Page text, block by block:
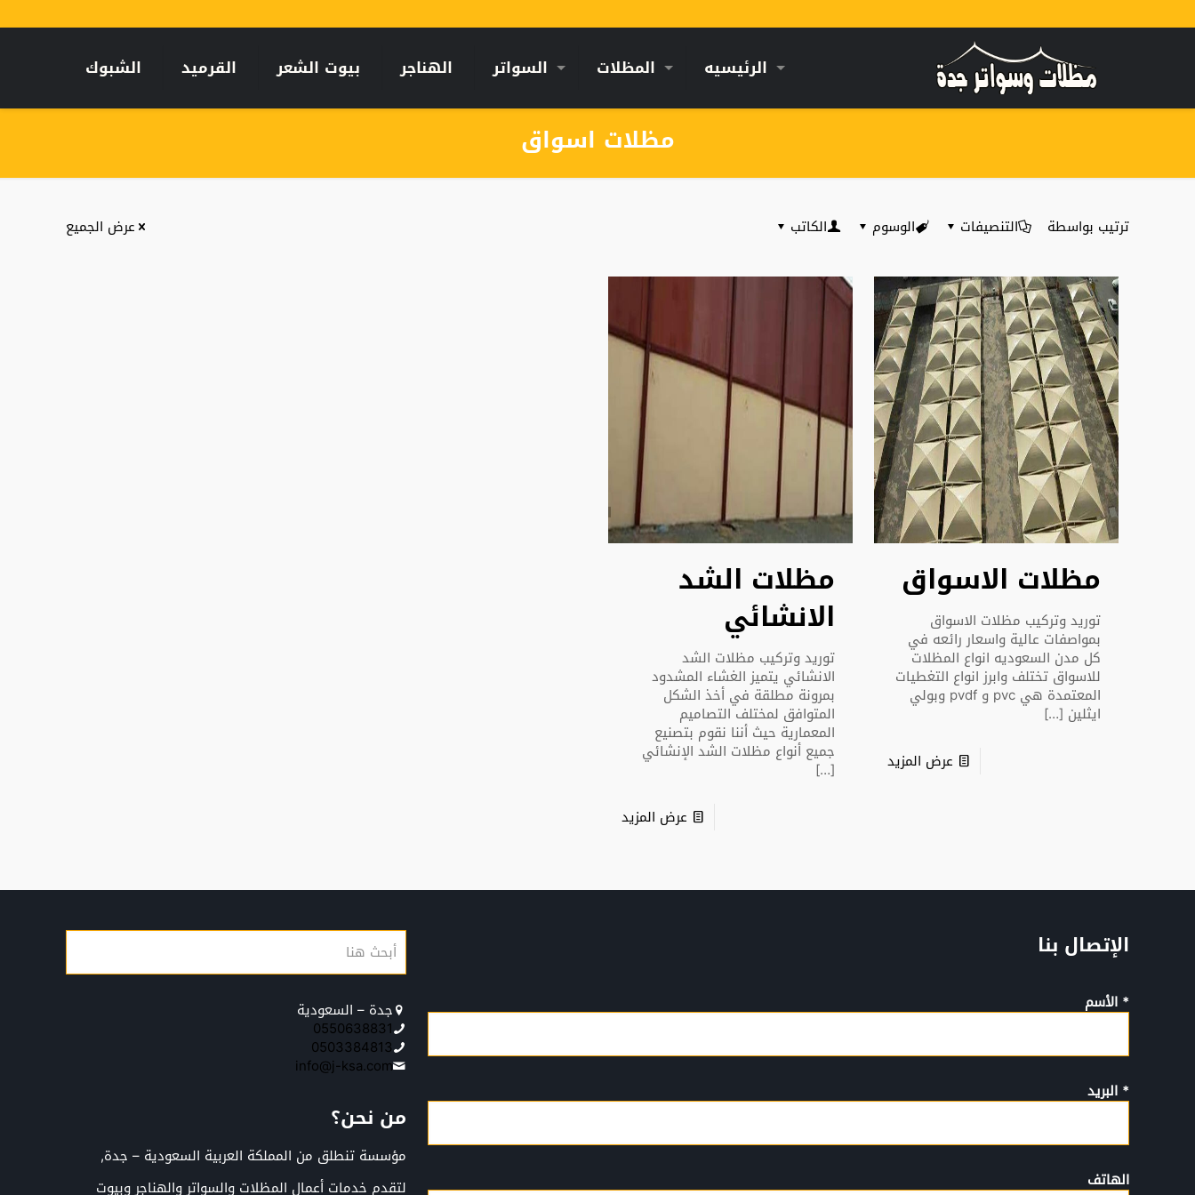
الرئيسيه المظلات السواتر الهناجر بيوت الشعر القرميد الشبوك
مظلات اسواق
ترتيب بواسطة التنصيفات الوسوم الكاتب عرض الجميع
مظلات الاسواق
توريد وتركيب مظلات الاسواق
بمواصفات عالية واسعار رائعه في
كل مدن السعوديه انواع المظلات
للاسواق تختلف وابرز انواع التغطيات
المعتمدة هي pvc و pvdf وبولي
ايثلين […]
عرض المزيد
مظلات الشد
الانشائي
توريد وتركيب مظلات الشد
الانشائي يتميز الغشاء المشدود
بمرونة مطلقة في أخذ الشكل
المتوافق لمختلف التصاميم
المعمارية حيث أننا نقوم بتصنيع
جميع أنواع مظلات الشد الإنشائي
[…]
عرض المزيد
الإتصال بنا
* الأسم
* البريد
الهاتف
جدة – السعودية
0550638831
0503384813
info@j-ksa.com
من نحن؟
مؤسسة تنطلق من المملكة العربية السعودية – جدة,
لتقدم خدمات أعمال المظلات والسواتر والهناجر وبيوت